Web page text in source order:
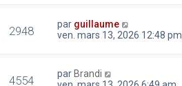
2948 par guillaume
ven. mars 13, 2026 12:48 pm
4554 par Brandi